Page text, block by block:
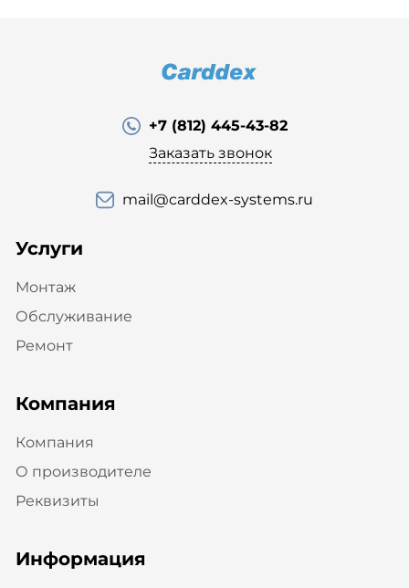
+7 (812) 445-43-82
Заказать звонок
mail@carddex-systems.ru
Услуги
Монтаж
Обслуживание
Ремонт
Компания
Компания
О производителе
Реквизиты
Информация